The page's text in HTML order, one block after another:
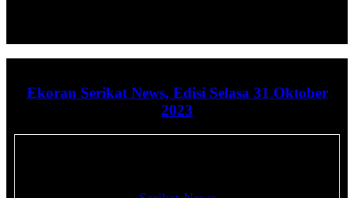
Ekoran Serikat News, Edisi Selasa 31 Oktober
2023